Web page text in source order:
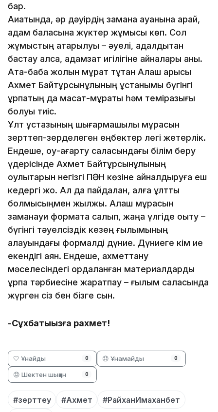
бар.
Ақиқатында, әр дәуірдің замана ауанына қарай,
адам баласына жүктер жұмысы көп. Сол
жұмыстың атқарылуы – әуелі, адалдықтан
бастау алса, адамзат игілігіне айналары анық.
Ата-баба жолын мұрат тұтқан Алаш арысы
Ахмет Байтұрсынұлының ұстанымы бүгінгі
ұрпақтың да мақсат-мұраты һәм темірқазығы
болуы тиіс.
Ұлт ұстазының шығармашылық мұрасын
зерттеп-зерделеген еңбектер легі жетерлік.
Ендеше, оқу-ағарту саласындағы білім беру
үдерісінде Ахмет Байтұрсынұлының
оқулықтарын негізгі ПӘН көзіне айналдыруға еш
кедергі жоқ. Ал да пайдалан, алға ұлттық
болмысыңмен жылжы. Алаш мұрасын
заманауи форматқа салып, жаңа үлгіде оқыту –
бүгінгі тәуелсіздік кезең ғылымының
қалауындағы формалді дүние. Дүниеге кім ие
екендігі аян. Ендеше, ахметтану
мәселесіндегі қордаланған материалдарды
ұрпақ тәрбиесіне жаратпау – ғылым саласында
жүрген сіз бен бізге сын.
-Сұхбатыңызға рахмет!
🤍 Ұнайды 0 😞 Ұнамайды 0
😡 Шектен шыққан 0
#зерттеу #Ахмет
#РайханИмаханбет